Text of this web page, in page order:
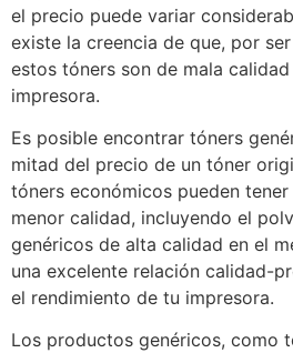
el precio puede variar
existe la creencia de que, por
estos tóners son de mala
impresora.
Es posible encontrar tóners
mitad del precio de un tóner
tóners económicos pueden
menor calidad, incluyendo el
genéricos de alta calidad en el
una excelente relación calidad-
el rendimiento de tu impresora.
Los productos genéricos, como